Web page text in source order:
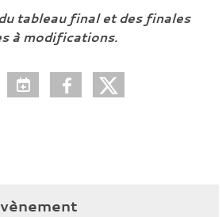
tableau final et des finales
à modifications.